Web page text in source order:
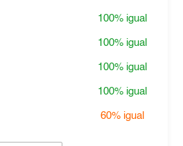
100% igual
100% igual
100% igual
100% igual
60% igual